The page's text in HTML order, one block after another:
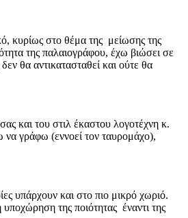
κυρίως στο θέμα της μείωσης της
της παλαιογράφου, έχω βιώσει σε
θα αντικατασταθεί και ούτε θα
και του στιλ έκαστου λογοτέχνη κ.
να γράφω (εννοεί τον ταυρομάχο),
υπάρχουν και στο πιο μικρό χωριό.
της ποιότητας έναντι της